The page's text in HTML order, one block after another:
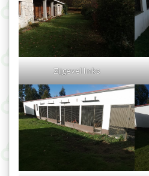
Zijgevel links